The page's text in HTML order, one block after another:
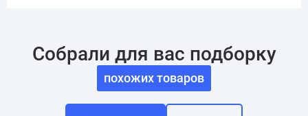
Собрали для вас подборку
похожих товаров